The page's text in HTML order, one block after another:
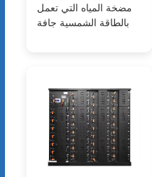
مضخة المياه التي تعمل
بالطاقة الشمسية جافة